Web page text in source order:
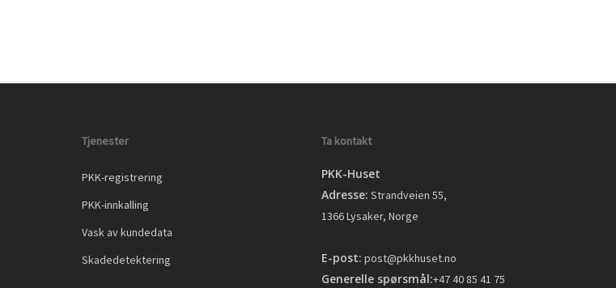
Tjenester
PKK-registrering
PKK-innkalling
Vask av kundedata
Skadedetektering
Ta kontakt
PKK-Huset
Adresse: Strandveien 55,
1366 Lysaker, Norge
E-post: post@pkkhuset.no
Generelle spørsmål:+47 40 85 41 75